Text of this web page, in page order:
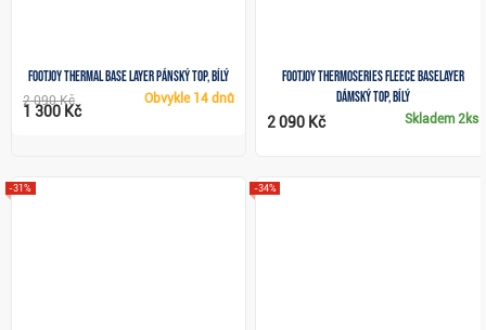
FootJoy Thermal Base Layer pánský top, bílý
Obvykle 14 dnů
2 090 Kč
1 300 Kč
FootJoy ThermoSeries Fleece Baselayer
dámský top, bílý
Skladem 2ks
2 090 Kč
-31% -34%